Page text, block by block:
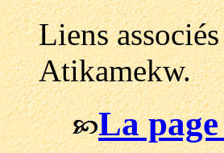
Liens
Atikamekw.
La